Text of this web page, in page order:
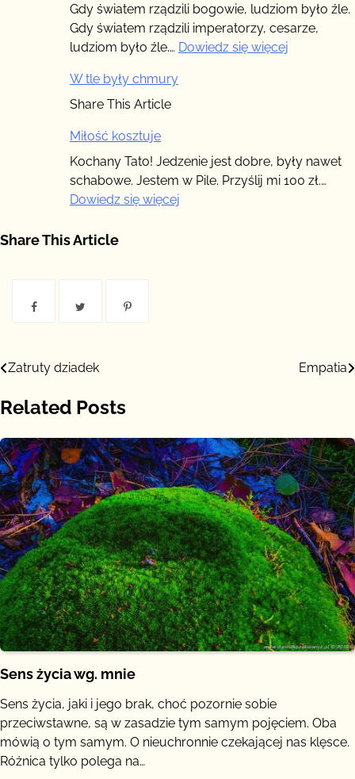
ma,
nawet
w
Gdy światem rządzili bogowie, ludziom było źle.
Gdy światem rządzili imperatorzy, cesarze,
ludziom było źle.… Dowiedz się więcej
W tle były chmury
Share This Article
Miłość kosztuje
Kochany Tato! Jedzenie jest dobre, były nawet
schabowe. Jestem w Pile. Przyślij mi 100 zł.…
Dowiedz się więcej
Share This Article
Nawigacja
wpisu
Zatruty dziadek Empatia
Related Posts
Sens życia wg. mnie
Sens życia, jaki i jego brak, choć pozornie sobie
przeciwstawne, są w zasadzie tym samym pojęciem. Oba
mówią o tym samym. O nieuchronnie czekającej nas klęsce.
Różnica tylko polega na…